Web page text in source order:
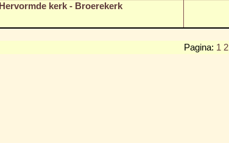
Hervormde kerk - Broerekerk
Pagina: 1 2